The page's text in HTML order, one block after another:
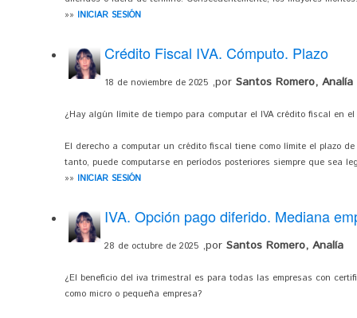
»» INICIAR SESIÓN
Crédito Fiscal IVA. Cómputo. Plazo
18 de noviembre de 2025 ,por Santos Romero, Analía
¿Hay algún límite de tiempo para computar el IVA crédito fiscal en
El derecho a computar un crédito fiscal tiene como límite el plazo
tanto, puede computarse en períodos posteriores siempre que sea
»» INICIAR SESIÓN
IVA. Opción pago diferido. Mediana
28 de octubre de 2025 ,por Santos Romero, Analía
¿El beneficio del iva trimestral es para todas las empresas con
como micro o pequeña empresa?